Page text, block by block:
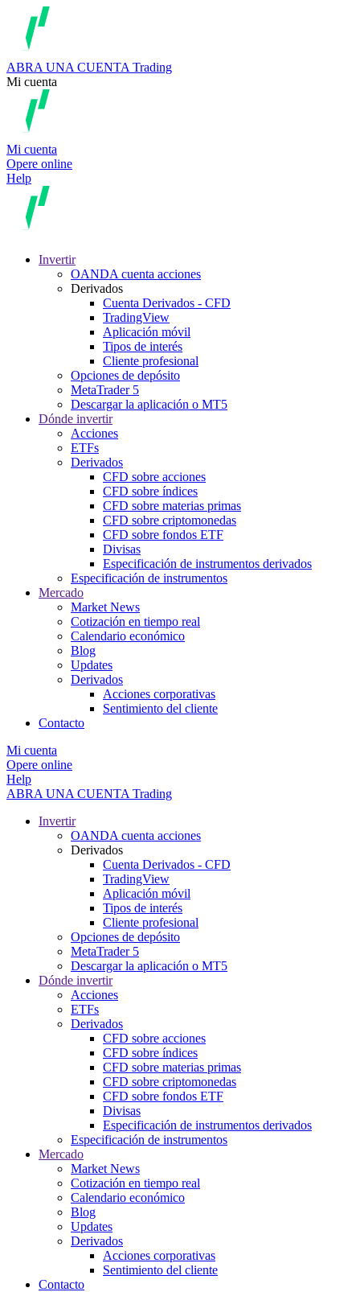
ABRA UNA CUENTA Trading
Mi cuenta
Mi cuenta
Opere online
Help
Invertir
OANDA cuenta acciones
Derivados
Cuenta Derivados - CFD
TradingView
Aplicación móvil
Tipos de interés
Cliente profesional
Opciones de depósito
MetaTrader 5
Descargar la aplicación o MT5
Dónde invertir
Acciones
ETFs
Derivados
CFD sobre acciones
CFD sobre índices
CFD sobre materias primas
CFD sobre criptomonedas
CFD sobre fondos ETF
Divisas
Especificación de instrumentos derivados
Especificación de instrumentos
Mercado
Market News
Cotización en tiempo real
Calendario económico
Blog
Updates
Derivados
Acciones corporativas
Sentimiento del cliente
Contacto
Mi cuenta
Opere online
Help
ABRA UNA CUENTA Trading
Invertir
OANDA cuenta acciones
Derivados
Cuenta Derivados - CFD
TradingView
Aplicación móvil
Tipos de interés
Cliente profesional
Opciones de depósito
MetaTrader 5
Descargar la aplicación o MT5
Dónde invertir
Acciones
ETFs
Derivados
CFD sobre acciones
CFD sobre índices
CFD sobre materias primas
CFD sobre criptomonedas
CFD sobre fondos ETF
Divisas
Especificación de instrumentos derivados
Especificación de instrumentos
Mercado
Market News
Cotización en tiempo real
Calendario económico
Blog
Updates
Derivados
Acciones corporativas
Sentimiento del cliente
Contacto